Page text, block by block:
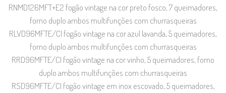
RNMD126MFT+E2 fogão vintage na cor preto fosco, 7 queimadores,
forno duplo ambos multifunções com churrasqueiras
RLVD96MFTE/CI fogão vintage na cor azul lavanda, 5 queimadores,
forno duplo ambos multifunções com churrasqueiras
RRD96MFTE/CI fogão vintage na cor vinho, 5 queimadores, forno
duplo ambos multifunções com churrasqueiras
RSD96MFTE/CI fogão vintage em inox escovado, 5 queimadores,